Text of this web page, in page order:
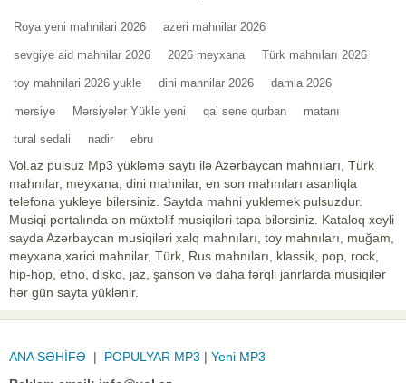
Roya yeni mahnilari 2026 azeri mahnilar 2026
sevgiye aid mahnilar 2026 2026 meyxana Türk mahnıları 2026
toy mahnilari 2026 yukle dini mahnilar 2026 damla 2026
mersiye Mərsiyələr Yüklə yeni qal sene qurban matanı
tural sedali nadir ebru
Vol.az pulsuz Mp3 yükləmə saytı ilə Azərbaycan mahnıları, Türk
mahnılar, meyxana, dini mahnilar, en son mahnıları asanliqla
telefona yukleye bilersiniz. Saytda mahni yuklemek pulsuzdur.
Musiqi portalında ən müxtəlif musiqiləri tapa bilərsiniz. Kataloq xeyli
sayda Azərbaycan musiqiləri xalq mahnıları, toy mahnıları, muğam,
meyxana,xarici mahnilar, Türk, Rus mahnıları, klassik, pop, rock,
hip-hop, etno, disko, jaz, şanson və daha fərqli janrlarda musiqilər
hər gün sayta yüklənir.
ANA SƏHİFƏ | POPULYAR MP3 | Yeni MP3